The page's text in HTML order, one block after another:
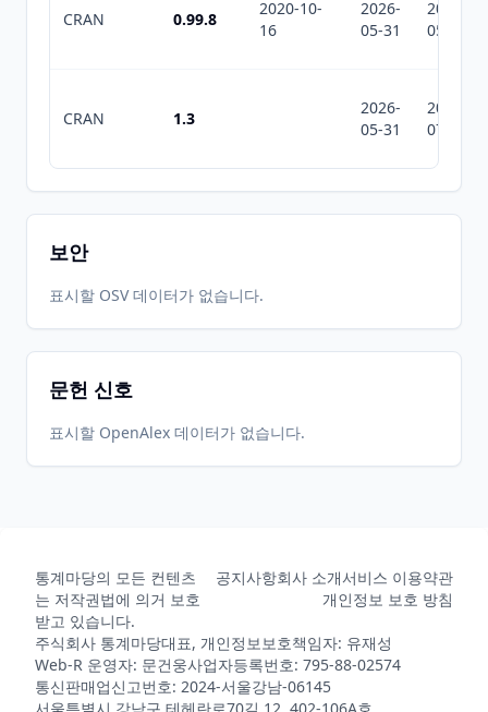
CRAN 0.99.8
2020-10-
16
2026-
05-31
2026-
05-31
CRAN 1.3
2026-
05-31
2026-
07-10
보안
표시할 OSV 데이터가 없습니다.
문헌 신호
표시할 OpenAlex 데이터가 없습니다.
통계마당의 모든 컨텐츠
는 저작권법에 의거 보호
받고 있습니다.
공지사항회사 소개서비스 이용약관
개인정보 보호 방침
주식회사 통계마당대표, 개인정보보호책임자: 유재성
Web-R 운영자: 문건웅사업자등록번호: 795-88-02574
통신판매업신고번호: 2024-서울강남-06145